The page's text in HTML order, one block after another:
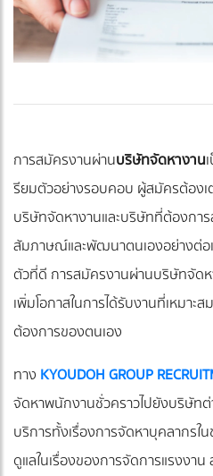
การสมัครงานผ่านบริษัทจัดหางาน
รียมตัวอย่างรอบคอบ ผู้สมัครต้องเ
บริษัทจัดหางานและบริษัทที่ต้องก
สัมภาษณ์และพัฒนาตนเองอย่างต่อ
ตัวที่ดี การสมัครงานผ่านบริษัทจัดห
เพิ่มโอกาสในการได้รับงานที่เหมาะ
ต้องการของตนเอง
ทาง KYOUDOH GROUP
จัดหาพนักงานชั่วคราวไปยังบริษัท
บริการทั้งเรื่องการจัดหาบุคลากรใ
ดูแลในเรื่องของการจัดการแรงงาน